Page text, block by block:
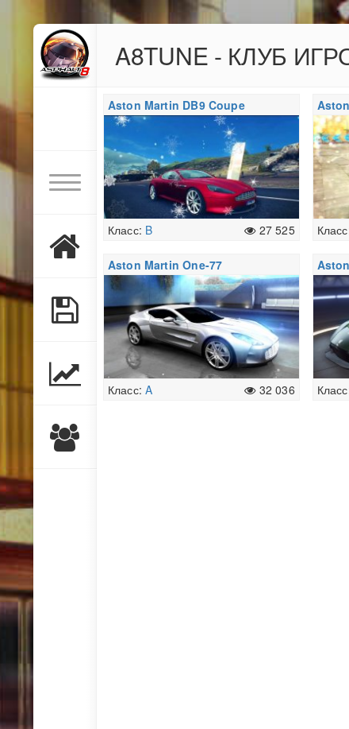
A8TUNE - КЛУБ
Aston Martin DB9 Coupe
Класс: B 27 525
Aston Martin One-77
Класс:A 32 036